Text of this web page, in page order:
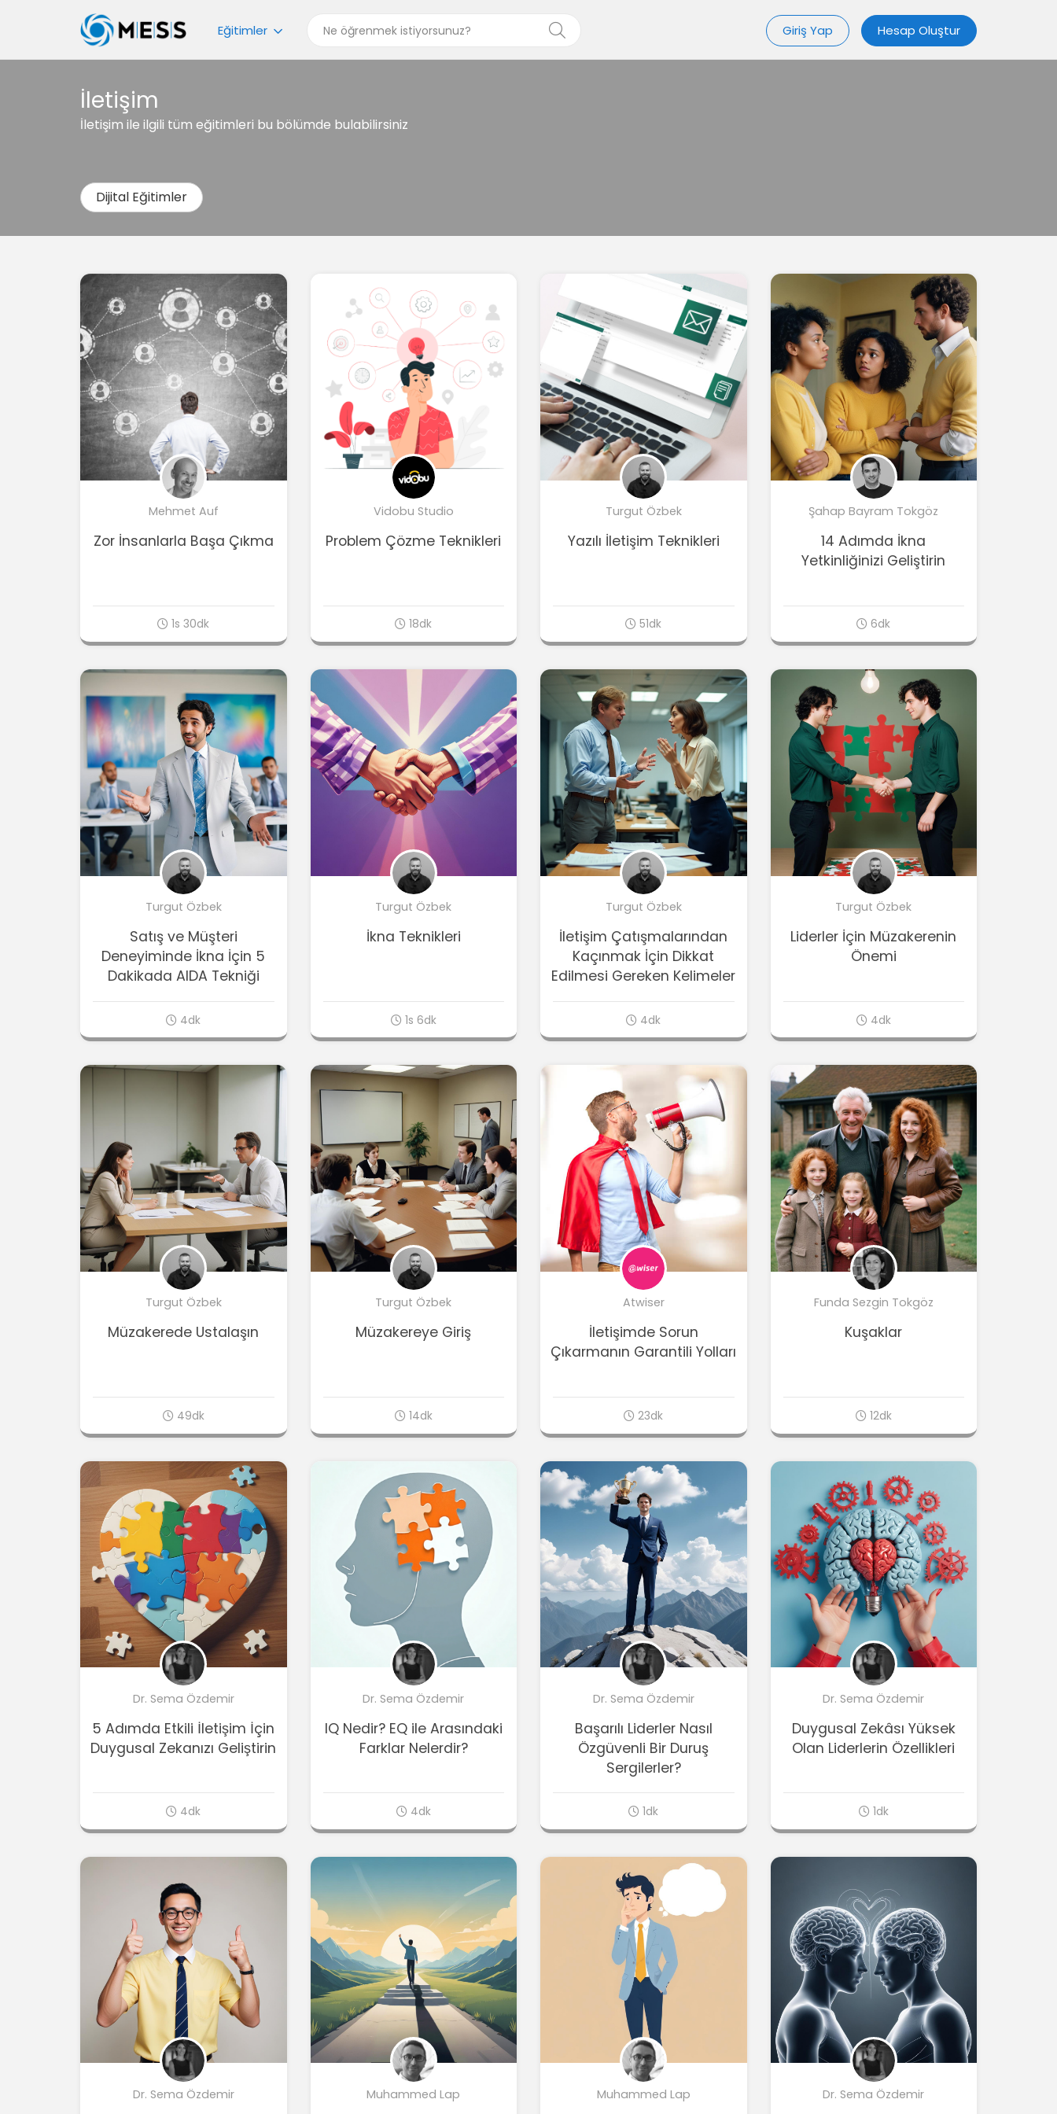
Eğitimler Giriş Yap Hesap Oluştur
İletişim
İletişim ile ilgili tüm eğitimleri bu bölümde bulabilirsiniz
Dijital Eğitimler
Mehmet Auf
Zor İnsanlarla Başa Çıkma
1s 30dk
Vidobu Studio
Problem Çözme Teknikleri
18dk
Turgut Özbek
Yazılı İletişim Teknikleri
51dk
Şahap Bayram Tokgöz
14 Adımda İkna
Yetkinliğinizi Geliştirin
6dk
Turgut Özbek
Satış ve Müşteri
Deneyiminde İkna İçin 5
Dakikada AIDA Tekniği
4dk
Turgut Özbek
İkna Teknikleri
1s 6dk
Turgut Özbek
İletişim Çatışmalarından
Kaçınmak İçin Dikkat
Edilmesi Gereken Kelimeler
4dk
Turgut Özbek
Liderler İçin Müzakerenin
Önemi
4dk
Turgut Özbek
Müzakerede Ustalaşın
49dk
Turgut Özbek
Müzakereye Giriş
14dk
Atwiser
İletişimde Sorun
Çıkarmanın Garantili Yolları
23dk
Funda Sezgin Tokgöz
Kuşaklar
12dk
Dr. Sema Özdemir
5 Adımda Etkili İletişim İçin
Duygusal Zekanızı Geliştirin
4dk
Dr. Sema Özdemir
IQ Nedir? EQ ile Arasındaki
Farklar Nelerdir?
4dk
Dr. Sema Özdemir
Başarılı Liderler Nasıl
Özgüvenli Bir Duruş
Sergilerler?
1dk
Dr. Sema Özdemir
Duygusal Zekâsı Yüksek
Olan Liderlerin Özellikleri
1dk
Dr. Sema Özdemir Muhammed Lap Muhammed Lap Dr. Sema Özdemir